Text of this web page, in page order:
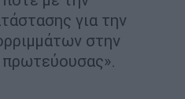
για την
στην
πρωτεύουσας».